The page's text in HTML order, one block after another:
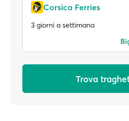
Corsica Ferries
3 giorni a settimana
Trova